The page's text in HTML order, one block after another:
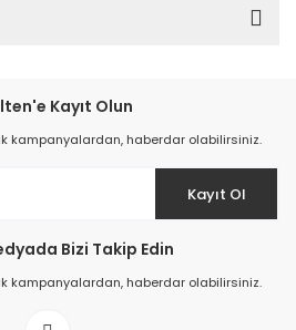
Kayıt Olun
kampanyalardan, haberdar olabilirsiniz.
Kayıt Ol
Bizi Takip Edin
kampanyalardan, haberdar olabilirsiniz.